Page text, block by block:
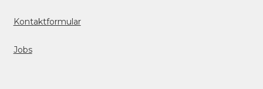
Kontaktformular
Jobs